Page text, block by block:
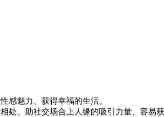
感魅力、获得幸福的生活。
、助社交场合上人缘的吸引力量、容易